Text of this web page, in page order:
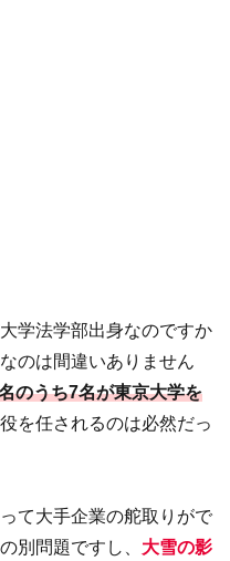
学法学部出身なのですか
のは間違いありません
のうち7名が東京大学を
を任されるのは必然だっ
て大手企業の舵取りがで
別問題ですし、 大雪の影